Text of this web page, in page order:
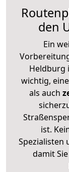
den
Ein
Heldburg
wichtig,
als auch
ist.
Spezialisten
damit